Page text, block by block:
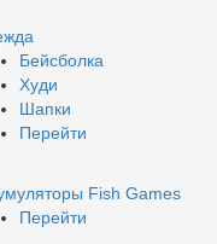
Бейсболка
Худи
Шапки
Перейти
Fish Games
Перейти